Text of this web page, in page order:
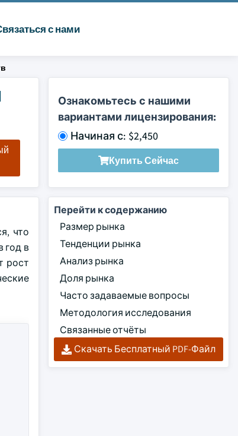
с нами
Ознакомьтесь с нашими
вариантами лицензирования:
Начиная с: $2,450
Купить Сейчас
что
год в
рост
Перейти к содержанию
Размер рынка
Тенденции рынка
Анализ рынка
Доля рынка
Часто задаваемые вопросы
Методология исследования
Связанные отчёты
Скачать Бесплатный PDF-Файл